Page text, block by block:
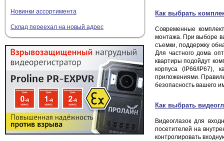
Новинки ассортимента
Склад переехал на новый адрес
Как выбрать
Современные
монтажа. При выборе
съемки, поддержку
Для частного дома
квартиры подойдут
корпуса (IP66/IP67),
приложениями.
безопасность вашего
Как выбрать
Видеоглазок для
посетителей на
контролировать